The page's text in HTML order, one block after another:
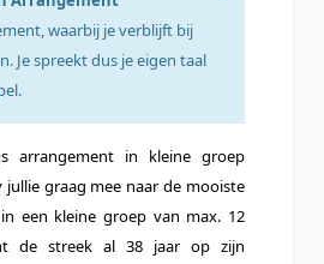
waarbij je verblijft bij
Je spreekt dus je eigen taal
arrangement in kleine groep
jullie graag mee naar de mooiste
een kleine groep van max. 12
de streek al 38 jaar op zijn